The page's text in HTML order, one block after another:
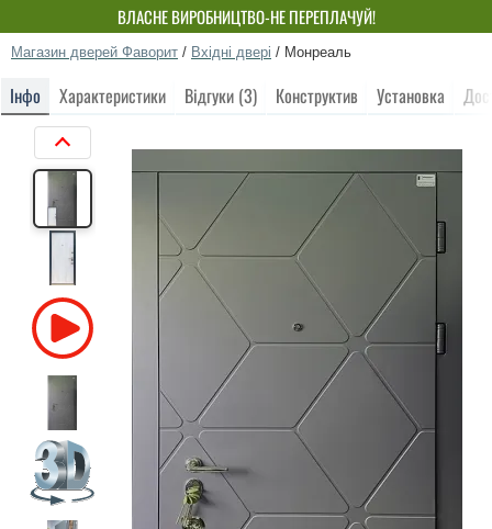
ВЛАСНЕ ВИРОБНИЦТВО-НЕ ПЕРЕПЛАЧУЙ!
Магазин дверей Фаворит / Вхідні двері / Монреаль
Інфо Характеристики Відгуки (3) Конструктив Установка